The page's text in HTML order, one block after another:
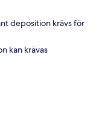
deposition krävs för
kan krävas